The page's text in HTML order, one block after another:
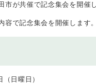
市が共催で記念集会を開催
容で記念集会を開催します。​
日曜日）